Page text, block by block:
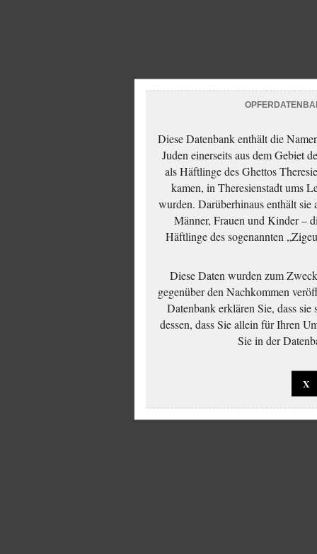
Diese Datenbank enthält die
Juden einerseits aus dem Gebiet
als Häftlinge des Ghettos
kamen, in Theresienstadt ums
wurden. Darüberhinaus enthält
Männer, Frauen und Kinder –
Häftlinge des sogenannten
Diese Daten wurden zum
gegenüber den Nachkommen
Datenbank erklären Sie, dass sie
dessen, dass Sie allein für Ihren
Sie in der
X